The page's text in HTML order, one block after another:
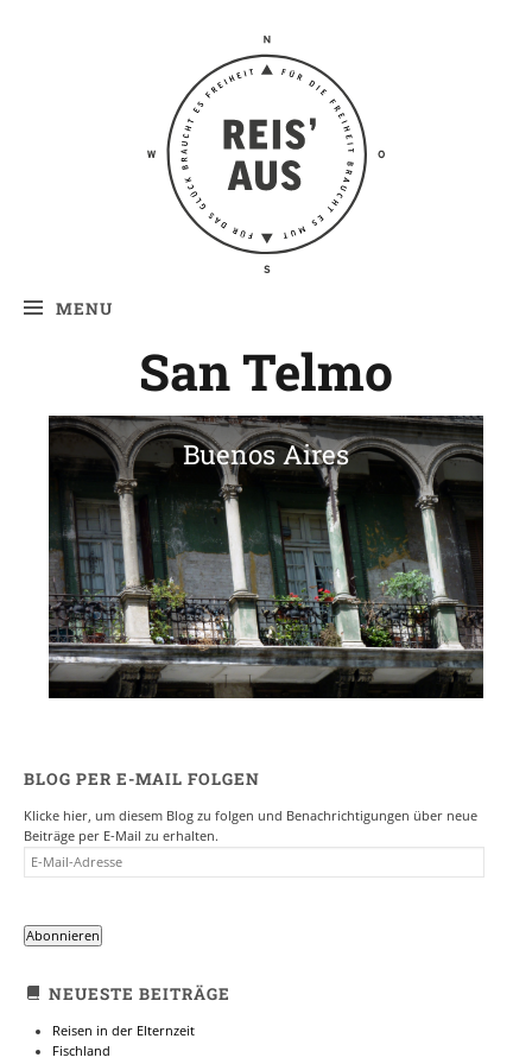
Reis' aus –
Reiseblog
MENU
San Telmo
Buenos Aires
BLOG PER E-MAIL FOLGEN
Klicke hier, um diesem Blog zu folgen und Benachrichtigungen über neue
Beiträge per E-Mail zu erhalten.
E-
MAIL-
Abonnieren
NEUESTE BEITRÄGE
Reisen in der Elternzeit
Fischland